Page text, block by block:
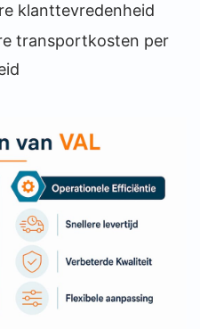
klanttevredenheid
transportkosten per